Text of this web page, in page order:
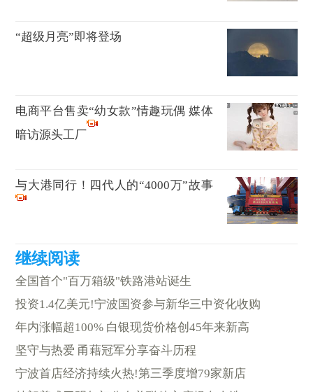
“超级月亮”即将登场
电商平台售卖“幼女款”情趣玩偶 媒体
暗访源头工厂
与大港同行！四代人的“4000万”故事
全国首个"百万箱级"铁路港站诞生
投资1.4亿美元!宁波国资参与新华三中资化收购
年内涨幅超100% 白银现货价格创45年来新高
坚守与热爱 甬藉冠军分享奋斗历程
宁波首店经济持续火热!第三季度增79家新店